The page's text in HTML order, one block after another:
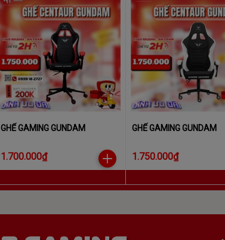
GHẾ GAMING GUNDAM
1.700.000₫
GHẾ GAMING GUNDAM
1.750.000₫